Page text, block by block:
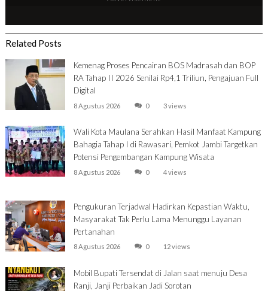
Related Posts
Kemenag Proses Pencairan BOS Madrasah dan BOP
RA Tahap II 2026 Senilai Rp4,1 Triliun, Pengajuan Full
Digital
8 Agustus 2026 0 3 views
Wali Kota Maulana Serahkan Hasil Manfaat Kampung
Bahagia Tahap I di Rawasari, Pemkot Jambi Targetkan
Potensi Pengembangan Kampung Wisata
8 Agustus 2026 0 4 views
Pengukuran Terjadwal Hadirkan Kepastian Waktu,
Masyarakat Tak Perlu Lama Menunggu Layanan
Pertanahan
8 Agustus 2026 0 12 views
Mobil Bupati Tersendat di Jalan saat menuju Desa
Ranji, Janji Perbaikan Jadi Sorotan